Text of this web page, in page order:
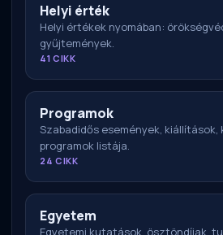
Helyi érték
Helyi értékek nyomában:
gyűjtemények.
41 CIKK
Programok
Szabadidős események, kiállítások,
programok listája.
24 CIKK
Egyetem
Egyetemi kutatások, ösztöndíjak,